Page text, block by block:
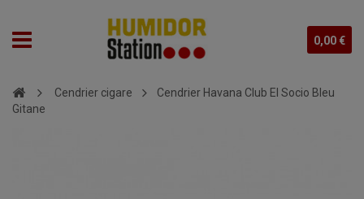
0,00 €
Cendrier cigare
Cendrier Havana Club El Socio Bleu
Gitane